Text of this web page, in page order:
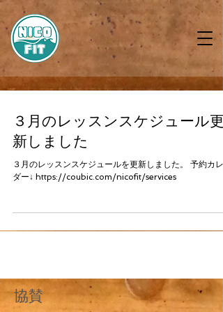
３月のレッスンスケジュール更
新しました
３月のレッスンスケジュールを更新しました。 予約カレ
ダー↓ https://coubic.com/nicofit/services
​協賛